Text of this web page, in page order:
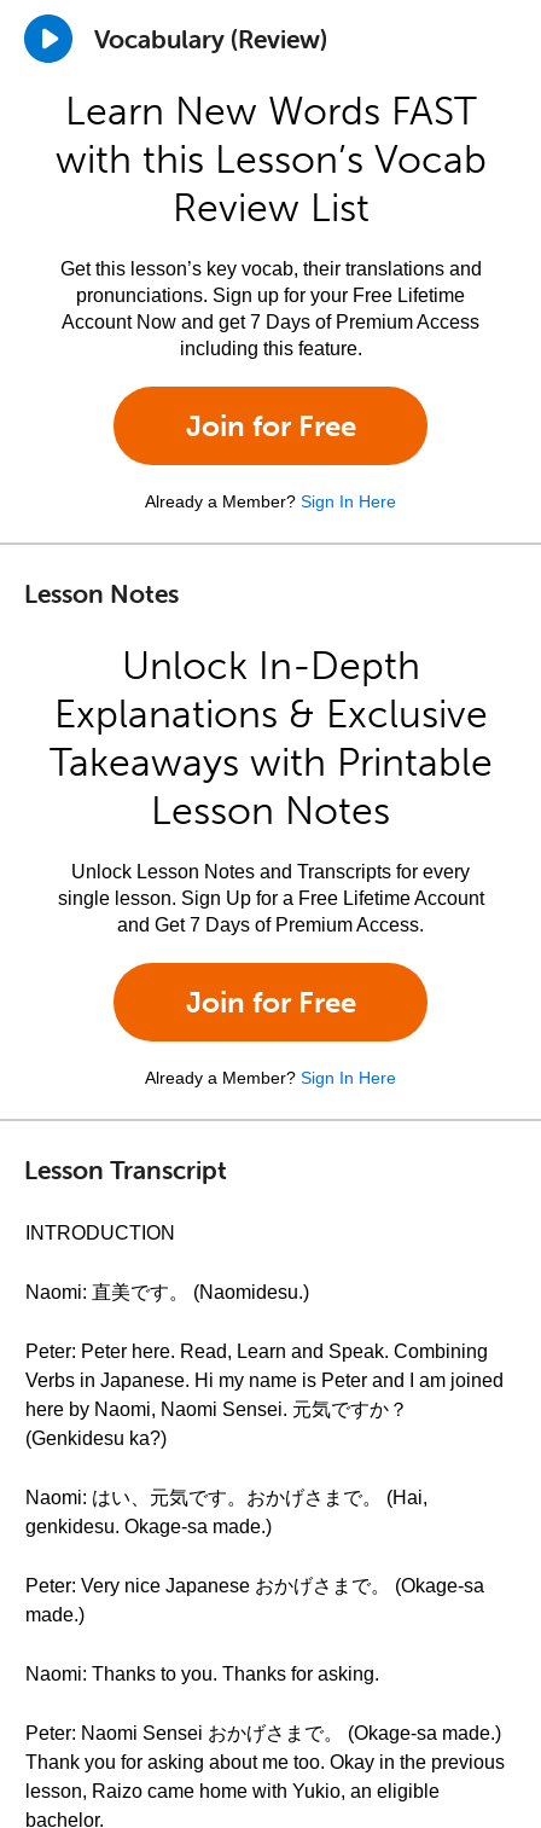
Vocabulary (Review)
Learn New Words FAST
with this Lesson’s Vocab
Review List
Get this lesson’s key vocab, their translations and
pronunciations. Sign up for your Free Lifetime
Account Now and get 7 Days of Premium Access
including this feature.
Join for Free
Already a Member? Sign In Here
Lesson Notes
Unlock In-Depth
Explanations & Exclusive
Takeaways with Printable
Lesson Notes
Unlock Lesson Notes and Transcripts for every
single lesson. Sign Up for a Free Lifetime Account
and Get 7 Days of Premium Access.
Join for Free
Already a Member? Sign In Here
Lesson Transcript
INTRODUCTION
Naomi: 直美です。 (Naomidesu.)
Peter: Peter here. Read, Learn and Speak. Combining
Verbs in Japanese. Hi my name is Peter and I am joined
here by Naomi, Naomi Sensei. 元気ですか？
(Genkidesu ka?)
Naomi: はい、元気です。おかげさまで。 (Hai,
genkidesu. Okage-sa made.)
Peter: Very nice Japanese おかげさまで。 (Okage-sa
made.)
Naomi: Thanks to you. Thanks for asking.
Peter: Naomi Sensei おかげさまで。 (Okage-sa made.)
Thank you for asking about me too. Okay in the previous
lesson, Raizo came home with Yukio, an eligible
bachelor.